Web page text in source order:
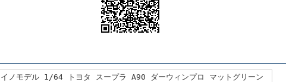
イノモデル 1/64 トヨタ スープラ A90 ダーウィンプロ マットグリーン